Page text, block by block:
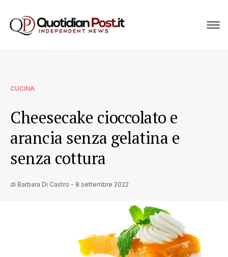
CUCINA
Cheesecake cioccolato e
arancia senza gelatina e
senza cottura
di Barbara Di Castro - 8 settembre 2022